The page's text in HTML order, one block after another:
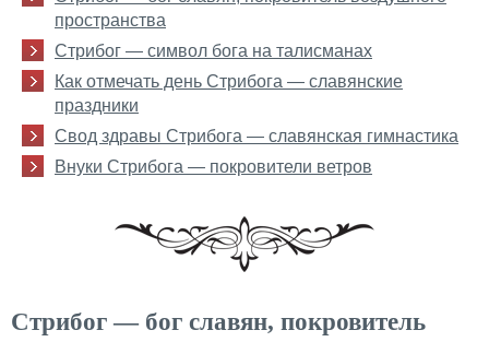
пространства
Стрибог — символ бога на талисманах
Как отмечать день Стрибога — славянские
праздники
Свод здравы Стрибога — славянская гимнастика
Внуки Стрибога — покровители ветров
Стрибог — бог славян, покровитель